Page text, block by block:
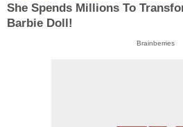
She Spends Millions To
Barbie Doll!
Brainberries